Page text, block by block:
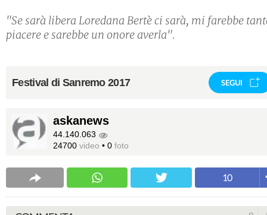
"Se sarà libera Loredana Bertè ci sarà, mi farebbe
piacere e sarebbe un onore averla".
Festival di Sanremo 2017 SEGUI
askanews
44.140.063
24700 video • 0 foto
10